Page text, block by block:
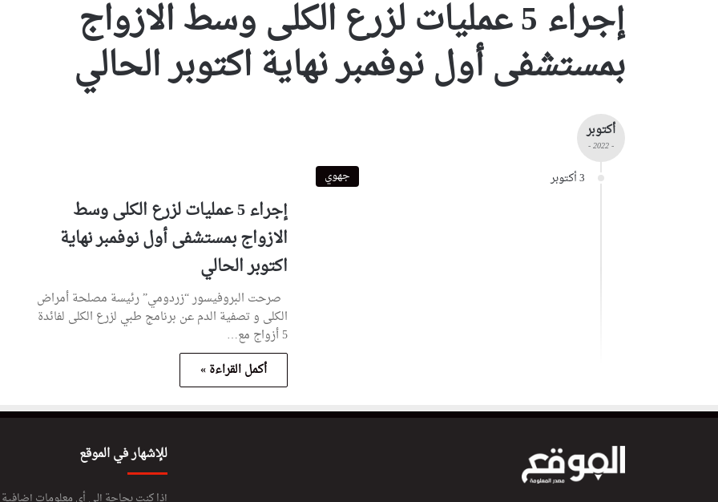
إجراء 5 عمليات لزرع الكلى وسط الازواج
بمستشفى أول نوفمبر نهاية اكتوبر الحالي
أكتوبر
- 2022 -
3 أكتوبر جهوي
إجراء 5 عمليات لزرع الكلى وسط
الازواج بمستشفى أول نوفمبر نهاية
اكتوبر الحالي
صرحت البروفيسور “زردومي” رئيسة مصلحة أمراض
الكلى و تصفية الدم عن برنامج طبي لزرع الكلى لفائدة
5 أزواج مع…
أكمل القراءة »
للإشهار في الموقع